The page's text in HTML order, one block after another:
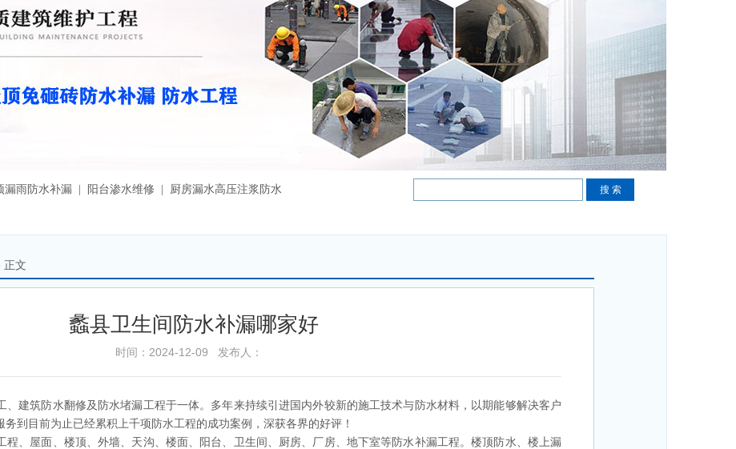
雨防水补漏 | 阳台渗水维修 | 厨房漏水高压注浆防水
正文
蠡县卫生间防水补漏哪家好
时间：2024-12-09 发布人：
、建筑防水翻修及防水堵漏工程于一体。多年来持续引进国内外较新的施工技术与防水材料，以期能够解决客户
到目前为止已经累积上千项防水工程的成功案例，深获各界的好评！
程、屋面、楼顶、外墙、天沟、楼面、阳台、卫生间、厨房、厂房、地下室等防水补漏工程。楼顶防水、楼上漏